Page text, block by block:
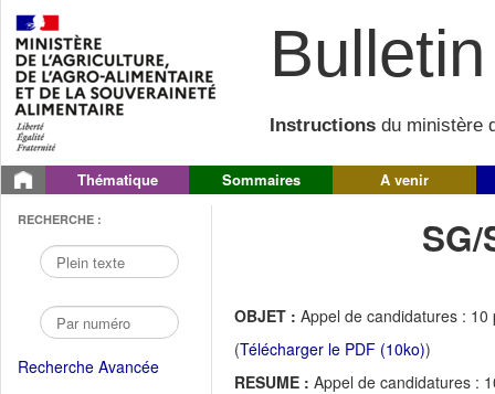
Instructions du ministère
Thématique Sommaires A venir
RECHERCHE :
Recherche Avancée
SG/
OBJET : Appel de candidatures :
(Télécharger le PDF (10ko))
RESUME : Appel de candidatures :